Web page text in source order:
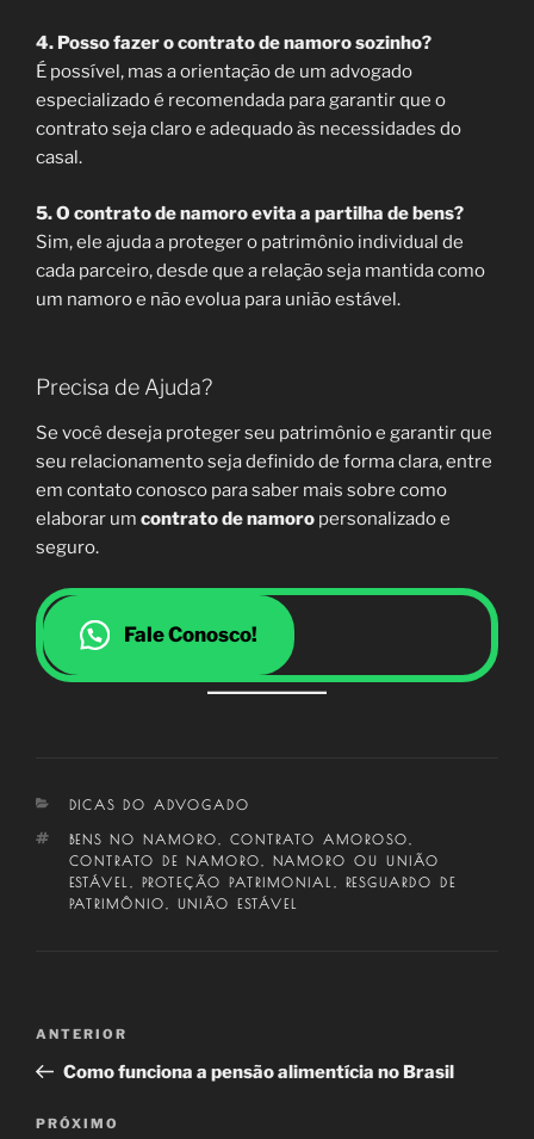
4. Posso fazer o contrato de namoro sozinho?
É possível, mas a orientação de um advogado
especializado é recomendada para garantir que o
contrato seja claro e adequado às necessidades do
casal.
5. O contrato de namoro evita a partilha de bens?
Sim, ele ajuda a proteger o patrimônio individual de
cada parceiro, desde que a relação seja mantida como
um namoro e não evolua para união estável.
Precisa de Ajuda?
Se você deseja proteger seu patrimônio e garantir que
seu relacionamento seja definido de forma clara, entre
em contato conosco para saber mais sobre como
elaborar um contrato de namoro personalizado e
seguro.
Fale Conosco!
CATEGORIAS
DICAS DO ADVOGADO
TAGS
BENS NO NAMORO CONTRATO AMOROSO
CONTRATO DE NAMORO
NAMORO OU UNIÃO
ESTÁVEL
PROTEÇÃO PATRIMONIAL
RESGUARDO DE
PATRIMÔNIO
UNIÃO ESTÁVEL
Post
Post
anterior
ANTERIOR
Como funciona a pensão alimentícia no Brasil
Próximo
PRÓXIMO